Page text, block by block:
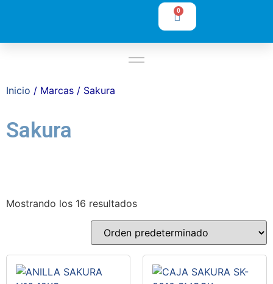
0
Inicio / Marcas / Sakura
Sakura
Mostrando los 16 resultados